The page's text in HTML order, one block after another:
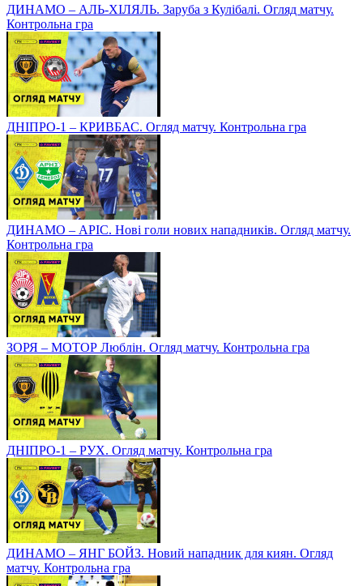
ДИНАМО – АЛЬ-ХІЛЯЛЬ. Заруба з Кулібалі. Огляд матчу.
Контрольна гра
ДНІПРО-1 – КРИВБАС. Огляд матчу. Контрольна гра
ДИНАМО – АРІС. Нові голи нових нападників. Огляд матчу.
Контрольна гра
ЗОРЯ – МОТОР Люблін. Огляд матчу. Контрольна гра
ДНІПРО-1 – РУХ. Огляд матчу. Контрольна гра
ДИНАМО – ЯНГ БОЙЗ. Новий нападник для киян. Огляд
матчу. Контрольна гра